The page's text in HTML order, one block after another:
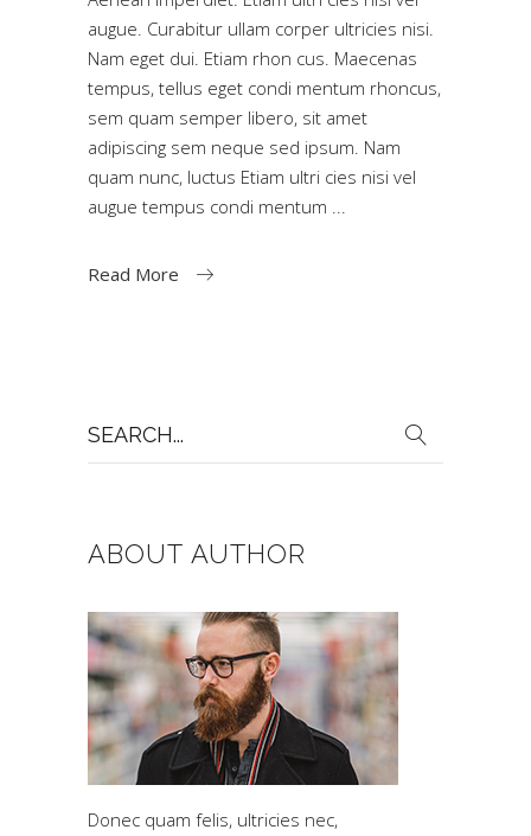
augue. Curabitur ullam corper ultricies nisi.
Nam eget dui. Etiam rhon cus. Maecenas
tempus, tellus eget condi mentum rhoncus,
sem quam semper libero, sit amet
adipiscing sem neque sed ipsum. Nam
quam nunc, luctus Etiam ultri cies nisi vel
augue tempus condi mentum
Read More
Search
ABOUT AUTHOR
Donec quam felis, ultricies nec,